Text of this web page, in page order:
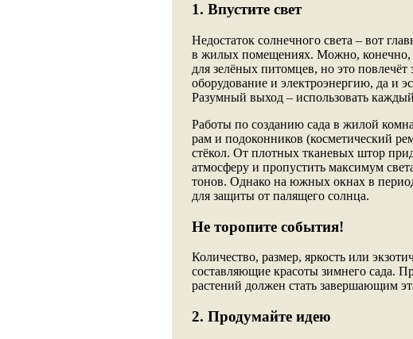
1. Впустите свет
Недостаток солнечного света – вот
в жилых помещениях. Можно, конечно,
для зелёных питомцев, но это
оборудование и электроэнергию, да и
Разумный выход – использовать
Работы по созданию сада в жилой
рам и подоконников (косметический
стёкол. От плотных тканевых штор
атмосферу и пропустить максимум
тонов. Однако на южных окнах в
для защиты от палящего солнца.
Не торопите события!
Количество, размер, яркость или
составляющие красоты зимнего сада.
растений должен стать завершающим
2. Продумайте идею